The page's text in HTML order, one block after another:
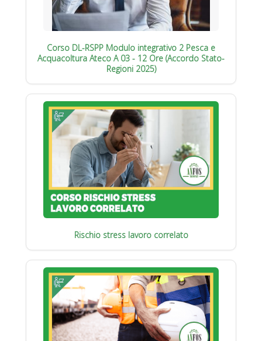
Corso DL-RSPP Modulo integrativo 2 Pesca e
Acquacoltura Ateco A 03 - 12 Ore (Accordo Stato-
Regioni 2025)
Rischio stress lavoro correlato